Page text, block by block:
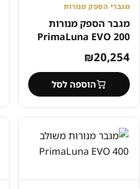
מגברי הספק מנורות
מגבר הספק מנורות
PrimaLuna EVO 200
₪20,254
הוספה לסל